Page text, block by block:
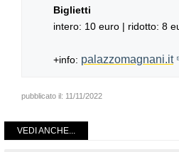
Biglietti
intero: 10 euro | ridotto: 8
+info: palazzomagnani.it
pubblicato il: 11/11/2022
VEDI ANCHE...